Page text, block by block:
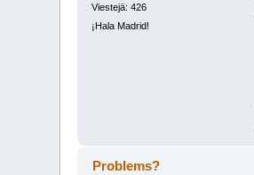
Viestejä: 426
¡Hala Madrid!
Problems?